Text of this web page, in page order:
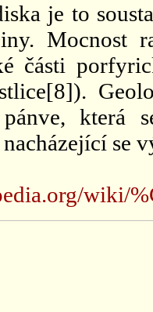
je to
Mocnost
části
která
se
wiki/